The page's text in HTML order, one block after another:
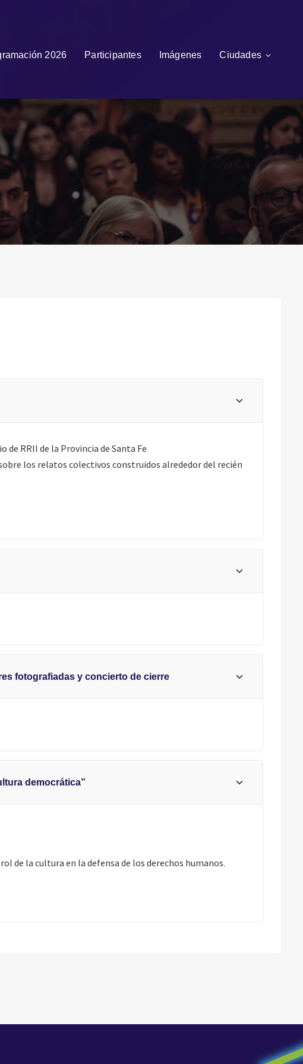
2026 Participantes Imágenes Ciudades
RRII de la Provincia de Santa Fe
los relatos colectivos construidos alrededor del recién
fotografiadas y concierto de cierre
democrática”
de la cultura en la defensa de los derechos humanos.